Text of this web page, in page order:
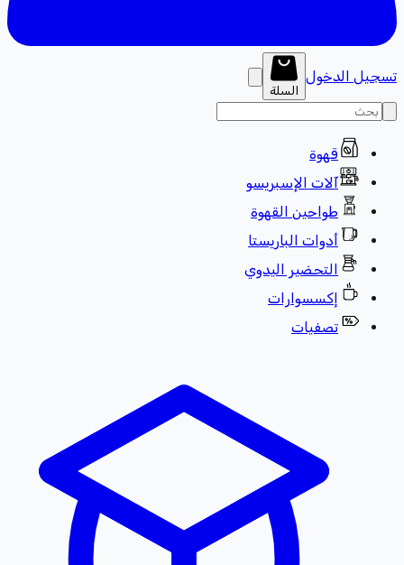
تسجيل الدخول
السلة
قهوة
آلات الإسبريسو
طواحين القهوة
أدوات الباريستا
التحضير اليدوي
إكسسوارات
تصفيات